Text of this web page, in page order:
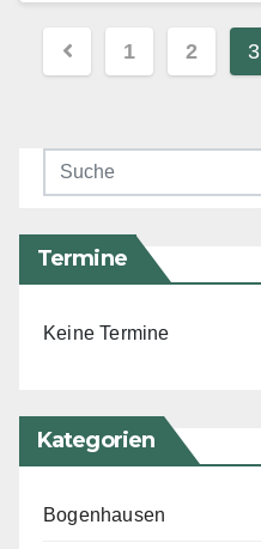
1 2 3
Termine
Keine Termine
Kategorien
Bogenhausen